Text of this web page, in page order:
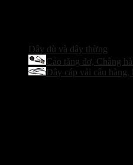
Dây dù và dây thừng
Cảo tăng đơ, Chằng
Dây cáp vải cẩu hàng,